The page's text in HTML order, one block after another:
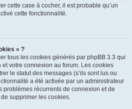
cette case à cocher, il est probable qu’un
cette fonctionnalité.
» ?
tous les cookies générés par phpBB 3.3 qui
votre connexion au forum. Les cookies
le statut des messages (s’ils sont lus ou
a été activée par un administrateur
problèmes récurrents de connexion et de
supprimer les cookies.